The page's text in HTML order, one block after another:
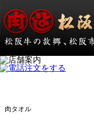
肉タオル